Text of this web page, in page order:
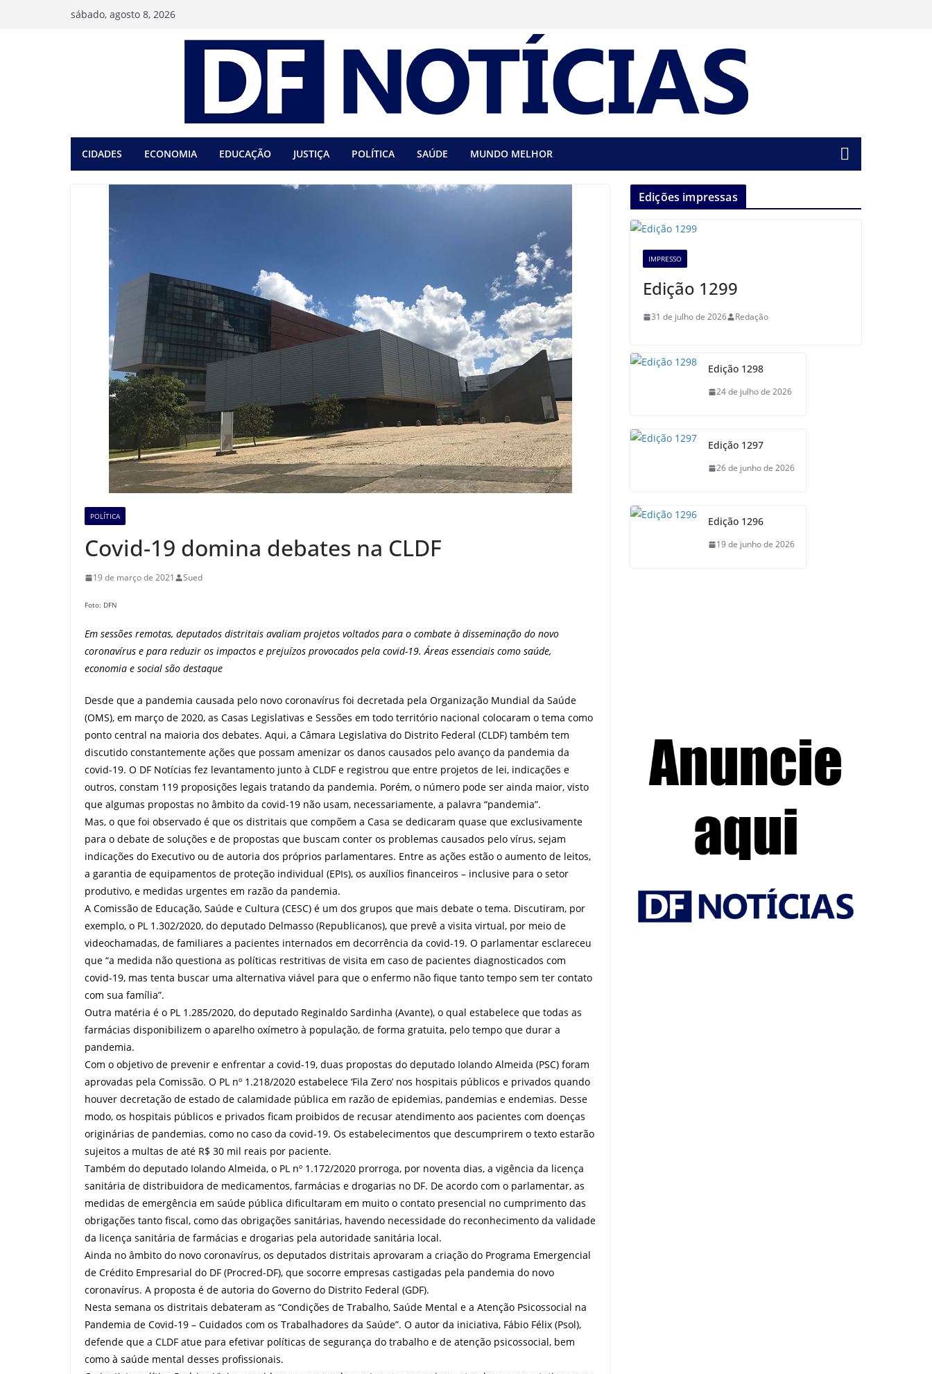
sábado, agosto 8, 2026
CIDADES ECONOMIA EDUCAÇÃO JUSTIÇA POLÍTICA SAÚDE MUNDO MELHOR
POLÍTICA
Covid-19 domina debates na CLDF
19 de março de 2021 Sued
Foto: DFN
Em sessões remotas, deputados distritais avaliam projetos voltados para o combate à disseminação do novo
coronavírus e para reduzir os impactos e prejuízos provocados pela covid-19. Áreas essenciais como saúde,
economia e social são destaque
Desde que a pandemia causada pelo novo coronavírus foi decretada pela Organização Mundial da Saúde
(OMS), em março de 2020, as Casas Legislativas e Sessões em todo território nacional colocaram o tema como
ponto central na maioria dos debates. Aqui, a Câmara Legislativa do Distrito Federal (CLDF) também tem
discutido constantemente ações que possam amenizar os danos causados pelo avanço da pandemia da
covid-19. O DF Notícias fez levantamento junto à CLDF e registrou que entre projetos de lei, indicações e
outros, constam 119 proposições legais tratando da pandemia. Porém, o número pode ser ainda maior, visto
que algumas propostas no âmbito da covid-19 não usam, necessariamente, a palavra “pandemia”.
Mas, o que foi observado é que os distritais que compõem a Casa se dedicaram quase que exclusivamente
para o debate de soluções e de propostas que buscam conter os problemas causados pelo vírus, sejam
indicações do Executivo ou de autoria dos próprios parlamentares. Entre as ações estão o aumento de leitos,
a garantia de equipamentos de proteção individual (EPIs), os auxílios financeiros – inclusive para o setor
produtivo, e medidas urgentes em razão da pandemia.
A Comissão de Educação, Saúde e Cultura (CESC) é um dos grupos que mais debate o tema. Discutiram, por
exemplo, o PL 1.302/2020, do deputado Delmasso (Republicanos), que prevê a visita virtual, por meio de
videochamadas, de familiares a pacientes internados em decorrência da covid-19. O parlamentar esclareceu
que “a medida não questiona as políticas restritivas de visita em caso de pacientes diagnosticados com
covid-19, mas tenta buscar uma alternativa viável para que o enfermo não fique tanto tempo sem ter contato
com sua família”.
Outra matéria é o PL 1.285/2020, do deputado Reginaldo Sardinha (Avante), o qual estabelece que todas as
farmácias disponibilizem o aparelho oxímetro à população, de forma gratuita, pelo tempo que durar a
pandemia.
Com o objetivo de prevenir e enfrentar a covid-19, duas propostas do deputado Iolando Almeida (PSC) foram
aprovadas pela Comissão. O PL nº 1.218/2020 estabelece ‘Fila Zero’ nos hospitais públicos e privados quando
houver decretação de estado de calamidade pública em razão de epidemias, pandemias e endemias. Desse
modo, os hospitais públicos e privados ficam proibidos de recusar atendimento aos pacientes com doenças
originárias de pandemias, como no caso da covid-19. Os estabelecimentos que descumprirem o texto estarão
sujeitos a multas de até R$ 30 mil reais por paciente.
Também do deputado Iolando Almeida, o PL nº 1.172/2020 prorroga, por noventa dias, a vigência da licença
sanitária de distribuidora de medicamentos, farmácias e drogarias no DF. De acordo com o parlamentar, as
medidas de emergência em saúde pública dificultaram em muito o contato presencial no cumprimento das
obrigações tanto fiscal, como das obrigações sanitárias, havendo necessidade do reconhecimento da validade
da licença sanitária de farmácias e drogarias pela autoridade sanitária local.
Ainda no âmbito do novo coronavírus, os deputados distritais aprovaram a criação do Programa Emergencial
de Crédito Empresarial do DF (Procred-DF), que socorre empresas castigadas pela pandemia do novo
coronavírus. A proposta é de autoria do Governo do Distrito Federal (GDF).
Nesta semana os distritais debateram as “Condições de Trabalho, Saúde Mental e a Atenção Psicossocial na
Pandemia de Covid-19 – Cuidados com os Trabalhadores da Saúde”. O autor da iniciativa, Fábio Félix (Psol),
defende que a CLDF atue para efetivar políticas de segurança do trabalho e de atenção psicossocial, bem
como à saúde mental desses profissionais.
Edições impressas
IMPRESSO
Edição 1299
31 de julho de 2026 Redação
Edição 1298
24 de julho de 2026
Edição 1297
26 de junho de 2026
Edição 1296
19 de junho de 2026